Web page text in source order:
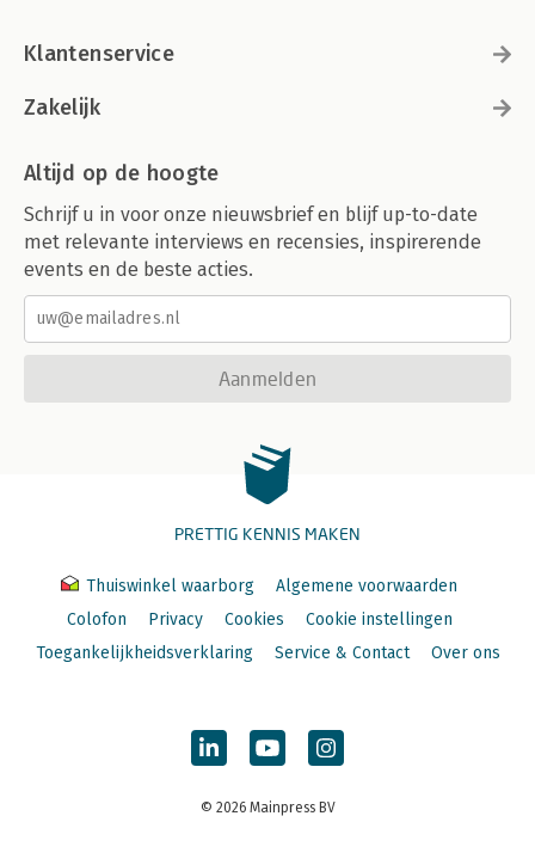
Klantenservice
Zakelijk
Altijd op de hoogte
Schrijf u in voor onze nieuwsbrief en blijf up-to-date
met relevante interviews en recensies, inspirerende
events en de beste acties.
Aanmelden
PRETTIG KENNIS MAKEN
Thuiswinkel waarborg
Algemene voorwaarden
Colofon
Privacy Cookies
Cookie instellingen
Toegankelijkheidsverklaring
Service & Contact Over ons
© 2026 Mainpress BV